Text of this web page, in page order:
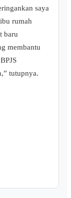
saya
rumah
baru
membantu
tutupnya.